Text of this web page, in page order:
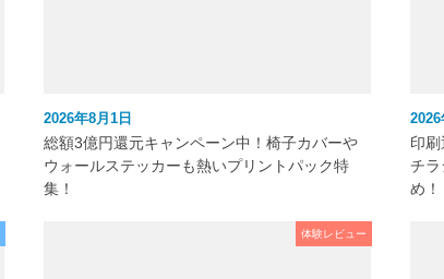
2026年8月1日
総額3億円還元キャンペーン中！椅子カバーや
ウォールステッカーも熱いプリントパック特
集！
2026
印
チラ
め！
体験レビュー